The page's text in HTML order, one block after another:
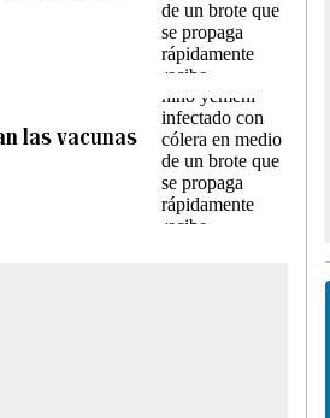
las vacunas